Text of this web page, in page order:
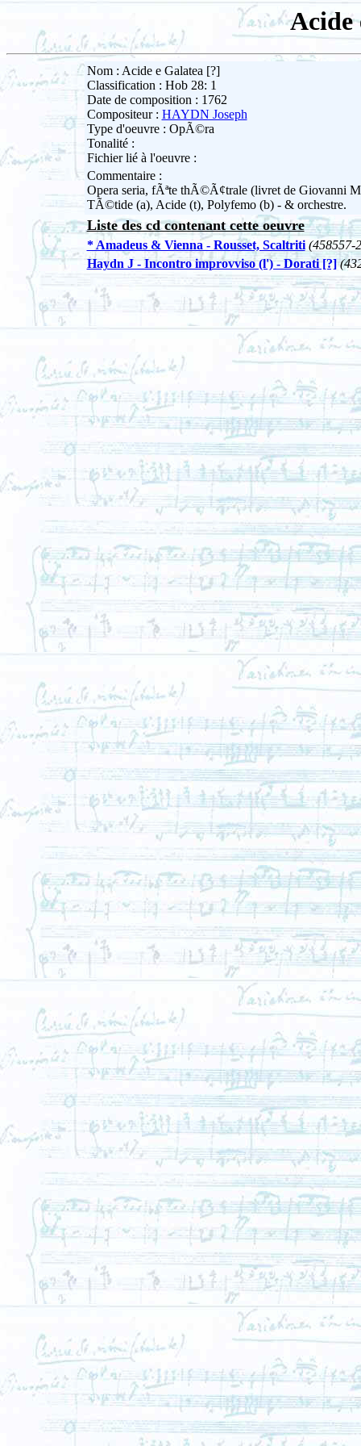
Acide
Nom : Acide e Galatea [?]
Classification : Hob 28: 1
Date de composition : 1762
Compositeur : HAYDN Joseph
Type d'oeuvre : OpÃ©ra
Tonalité :
Fichier lié à l'oeuvre :
Commentaire :
Opera seria, fÃªte thÃ©Ã¢trale (livret de Giovanni
TÃ©tide (a), Acide (t), Polyfemo (b) - & orchestre.
Liste des cd contenant cette oeuvre
* Amadeus & Vienna - Rousset, Scaltriti (458557-
Haydn J - Incontro improvviso (l') - Dorati [?]